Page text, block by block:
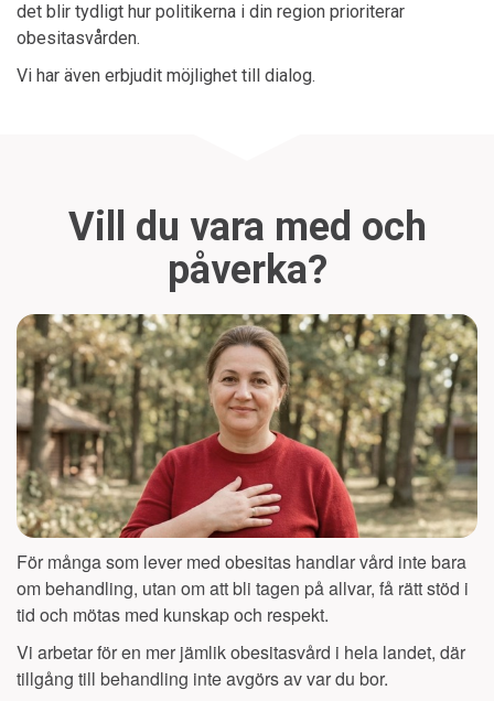
det blir tydligt hur politikerna i din region prioriterar
obesitasvården.
Vi har även erbjudit möjlighet till dialog.
Vill du vara med och
påverka?
För många som lever med obesitas handlar vård inte bara
om behandling, utan om att bli tagen på allvar, få rätt stöd i
tid och mötas med kunskap och respekt.
Vi arbetar för en mer jämlik obesitasvård i hela landet, där
tillgång till behandling inte avgörs av var du bor.